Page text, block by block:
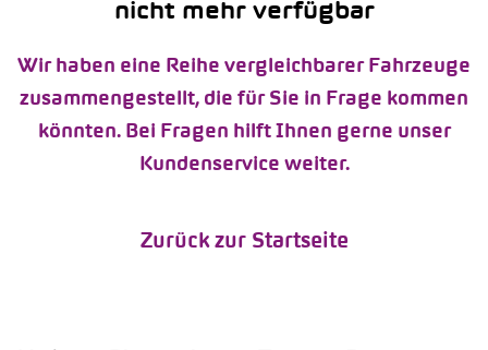
nicht mehr verfügbar
Wir haben eine Reihe vergleichbarer Fahrzeuge
zusammengestellt, die für Sie in Frage kommen
könnten. Bei Fragen hilft Ihnen gerne unser
Kundenservice weiter.
Zurück zur Startseite